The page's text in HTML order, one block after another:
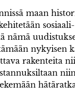
maan
nämä
nykyisen
rakenteita